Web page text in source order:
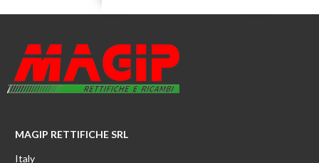
MAGIP RETTIFICHE SRL
Italy